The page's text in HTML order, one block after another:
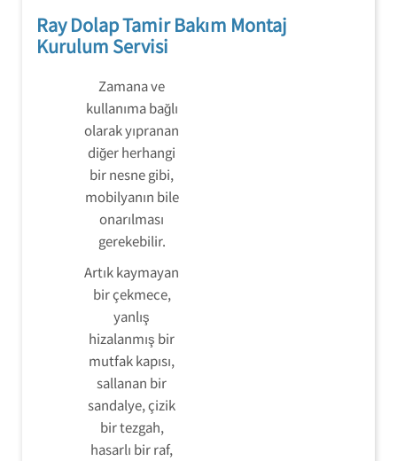
Ray Dolap Tamir Bakım Montaj
Kurulum Servisi
Zamana ve
kullanıma bağlı
olarak yıpranan
diğer herhangi
bir nesne gibi,
mobilyanın bile
onarılması
gerekebilir.
Artık kaymayan
bir çekmece,
yanlış
hizalanmış bir
mutfak kapısı,
sallanan bir
sandalye, çizik
bir tezgah,
hasarlı bir raf,